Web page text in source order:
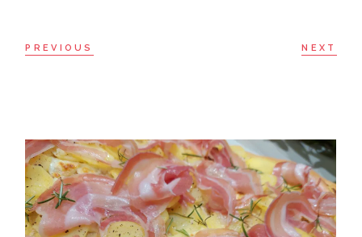
PREVIOUS NEXT